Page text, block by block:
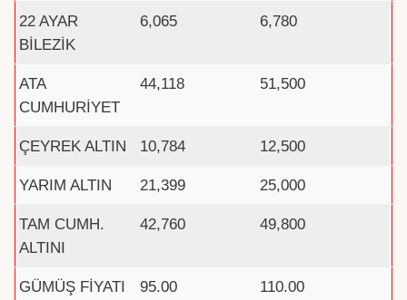
22 AYAR
BİLEZİK
6,065 6,780
ATA
CUMHURİYET
44,118 51,500
ÇEYREK ALTIN 10,784 12,500
YARIM ALTIN 21,399 25,000
TAM CUMH.
ALTINI
42,760 49,800
GÜMÜŞ FİYATI 95.00 110.00